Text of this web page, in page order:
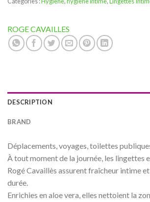
ROGE CAVAILLES
DESCRIPTION
BRAND
Déplacements, voyages, toilettes
À tout moment de la journée, les lingettes
Rogé Cavaillès assurent fraîcheur intime
durée.
Enrichies en aloe vera, elles nettoient la